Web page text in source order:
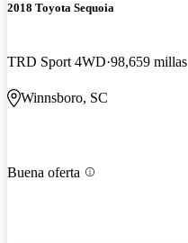
2018 Toyota Sequoia
TRD Sport 4WD 98,659 millas
Winnsboro, SC
Buena oferta